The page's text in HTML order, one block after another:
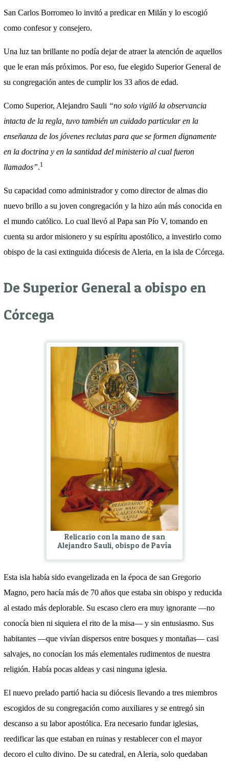
San Carlos Borromeo lo invitó a predicar en Milán y lo escogió
como confesor y consejero.
Una luz tan brillante no podía dejar de atraer la atención de aquellos
que le eran más próximos. Por eso, fue elegido Superior General de
su congregación antes de cumplir los 33 años de edad.
Como Superior, Alejandro Sauli “no solo vigiló la observancia
intacta de la regla, tuvo también un cuidado particular en la
enseñanza de los jóvenes reclutas para que se formen dignamente
en la doctrina y en la santidad del ministerio al cual fueron
llamados”.1
Su capacidad como administrador y como director de almas dio
nuevo brillo a su joven congregación y la hizo aún más conocida en
el mundo católico. Lo cual llevó al Papa san Pío V, tomando en
cuenta su ardor misionero y su espíritu apostólico, a investirlo como
obispo de la casi extinguida diócesis de Aleria, en la isla de Córcega.
De Superior General a obispo en
Córcega
Relicario con la mano de san
Alejandro Sauli, obispo de Pavía
Esta isla había sido evangelizada en la época de san Gregorio
Magno, pero hacía más de 70 años que estaba sin obispo y reducida
al estado más deplorable. Su escaso clero era muy ignorante —no
conocía bien ni siquiera el rito de la misa— y sin entusiasmo. Sus
habitantes —que vivían dispersos entre bosques y montañas— casi
salvajes, no conocían los más elementales rudimentos de nuestra
religión. Había pocas aldeas y casi ninguna iglesia.
El nuevo prelado partió hacia su diócesis llevando a tres miembros
escogidos de su congregación como auxiliares y se entregó sin
descanso a su labor apostólica. Era necesario fundar iglesias,
reedificar las que estaban en ruinas y restablecer con el mayor
decoro el culto divino. De su catedral, en Aleria, solo quedaban